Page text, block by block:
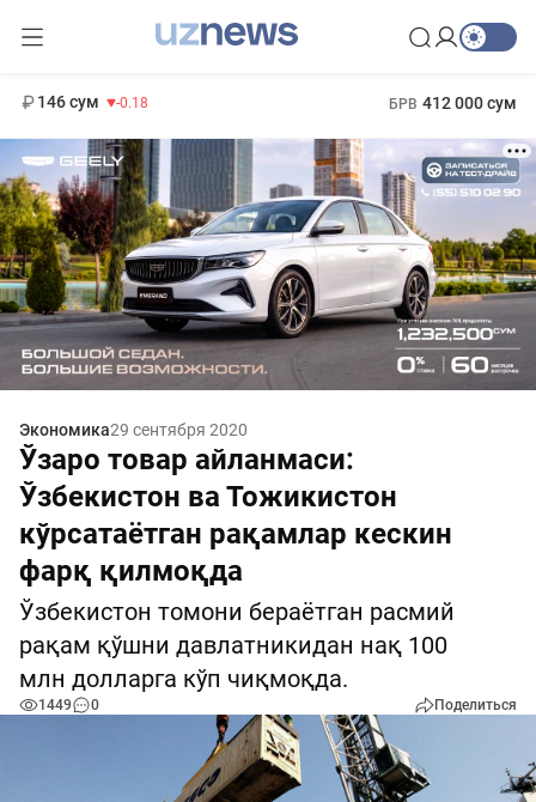
146 сум -0.18 БРВ 412 000 сум
Экономика29 сентября 2020
Ўзаро товар айланмаси:
Ўзбекистон ва Тожикистон
кўрсатаётган рақамлар кескин
фарқ қилмоқда
Ўзбекистон томони бераётган расмий
рақам қўшни давлатникидан нақ 100
млн долларга кўп чиқмоқда.
1449 0 Поделиться